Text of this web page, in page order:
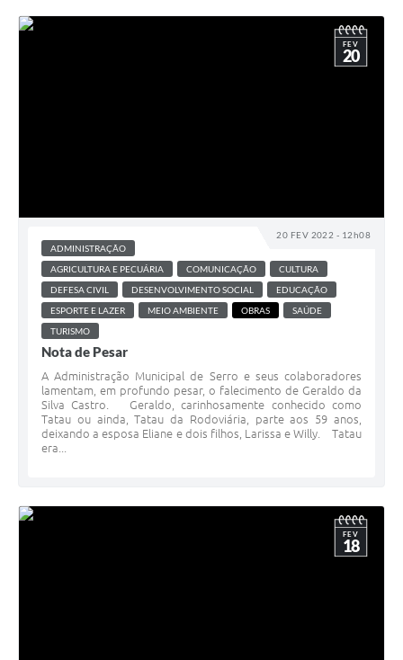
20 FEV 2022 - 12h08
FEV
20
ADMINISTRAÇÃO
AGRICULTURA E PECUÁRIA
COMUNICAÇÃO
CULTURA
DEFESA CIVIL
DESENVOLVIMENTO SOCIAL
EDUCAÇÃO
ESPORTE E LAZER
MEIO AMBIENTE OBRAS
SAÚDE
TURISMO
Nota de Pesar
A Administração Municipal de Serro e seus colaboradores
lamentam, em profundo pesar, o falecimento de Geraldo da
Silva Castro. Geraldo, carinhosamente conhecido como
Tatau ou ainda, Tatau da Rodoviária, parte aos 59 anos,
deixando a esposa Eliane e dois filhos, Larissa e Willy. Tatau
era...
FEV
18